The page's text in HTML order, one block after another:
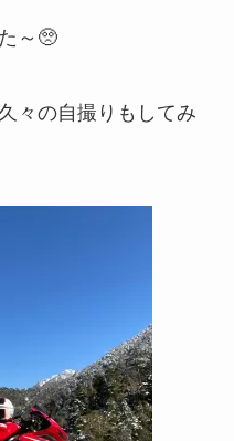
～🥺
々の自撮りもしてみ